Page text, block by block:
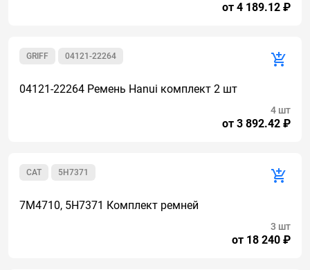
от 4 189.12 ₽
04121-22264
GRIFF
04121-22264 Ремень Hanui комплект 2 шт
от 3 892.42 ₽
4 шт
5H7371
CAT
7M4710, 5H7371 Комплект ремней
от 18 240 ₽
3 шт